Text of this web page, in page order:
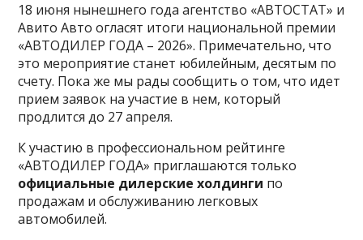
18 июня нынешнего года агентство «АВТОСТАТ» и
Авито Авто огласят итоги национальной премии
«АВТОДИЛЕР ГОДА – 2026». Примечательно, что
это мероприятие станет юбилейным, десятым по
счету. Пока же мы рады сообщить о том, что идет
прием заявок на участие в нем, который
продлится до 27 апреля.
К участию в профессиональном рейтинге
«АВТОДИЛЕР ГОДА» приглашаются только
официальные дилерские холдинги по
продажам и обслуживанию легковых
автомобилей.